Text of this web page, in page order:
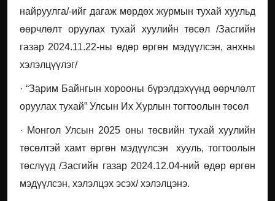
найруулга/-ийг дагаж мөрдөх журмын тухай хуульд
өөрчлөлт оруулах тухай хуулийн төсөл /Засгийн
газар 2024.11.22-ны өдөр өргөн мэдүүлсэн, анхны
хэлэлцүүлэг/
· “Зарим Байнгын хорооны бүрэлдэхүүнд өөрчлөлт
оруулах тухай” Улсын Их Хурлын тогтоолын төсөл
· Монгол Улсын 2025 оны төсвийн тухай хуулийн
төсөлтэй хамт өргөн мэдүүлсэн хууль, тогтоолын
төслүүд /Засгийн газар 2024.12.04-ний өдөр өргөн
мэдүүлсэн, хэлэлцэх эсэх/ хэлэлцэнэ.